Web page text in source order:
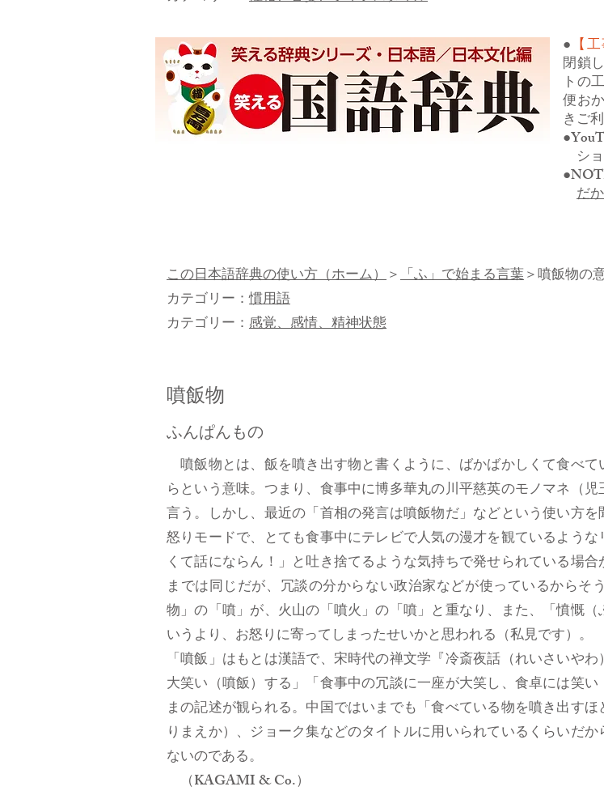
● 【
閉鎖
トの
便お
きご
シ
だ
この日本語辞典の使い方（ホーム）＞「ふ」で始まる言葉＞噴飯物の
カテゴリー：慣用語
カテゴリー： 感覚、感情、精神状態
噴飯物
ふんぱんもの
噴飯物とは、飯を噴き出す物と書くように、ばかばかしくて食べ
らという意味。つまり、食事中に博多華丸の川平慈英のモノマネ（
言う。しかし、最近の「首相の発言は噴飯物だ」などという使い方
怒りモードで、とても食事中にテレビで人気の漫才を観ているよう
くて話にならん！」と吐き捨てるような気持ちで発せられている場
までは同じだが、冗談の分からない政治家などが使っているから
物」の「噴」が、火山の「噴火」の「噴」と重なり、また、「憤慨
いうより、お怒りに寄ってしまったせいかと思われる（私見です）。
「噴飯」はもとは漢語で、宋時代の禅文学『冷斎夜話（れいさいや
大笑い（噴飯）する」「食事中の冗談に一座が大笑し、食卓には笑
まの記述が観られる。中国ではいまでも「食べている物を噴き出す
りまえか）、ジョーク集などのタイトルに用いられているくらいだ
ないのである。
（KAGAMI & Co.）